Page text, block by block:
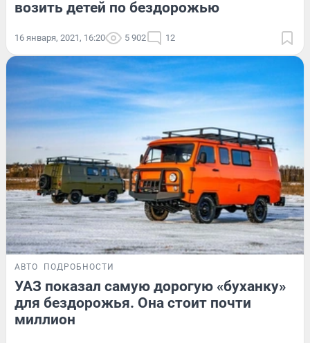
возить детей по бездорожью
16 января, 2021, 16:20 5 902 12
АВТО ПОДРОБНОСТИ
УАЗ показал самую дорогую «буханку»
для бездорожья. Она стоит почти
миллион